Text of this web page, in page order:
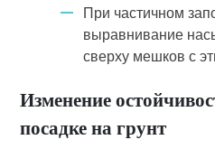
При частичном
выравнивание
сверху мешков с
Изменение
посадке на грунт